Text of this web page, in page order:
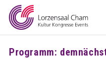
Mieten
Besuchen
Infos
Programm: